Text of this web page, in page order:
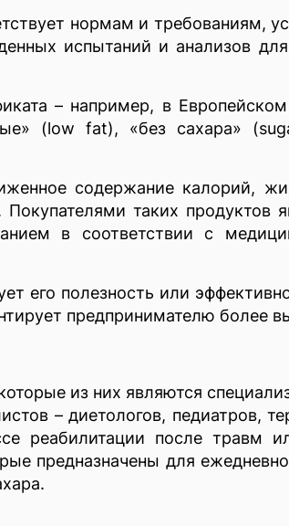
нормам и требованиям,
испытаний и анализов
– например, в
(low fat), «без сахара»
содержание калорий,
таких продуктов
в соответствии с
его полезность или
предпринимателю более
из них являются
– диетологов, педиатров,
реабилитации после
предназначены для